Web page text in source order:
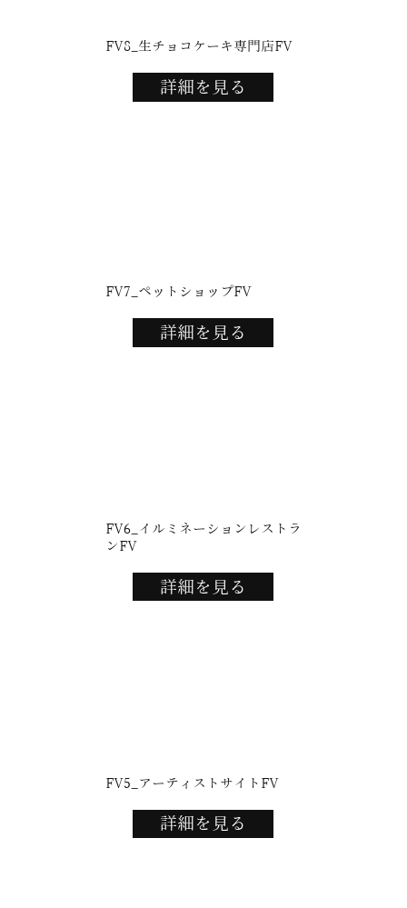
FV8_生チョコケーキ専門店FV
詳細を見る
FV7_ペットショップFV
詳細を見る
FV6_イルミネーションレストラ
ンFV
詳細を見る
FV5_アーティストサイトFV
詳細を見る